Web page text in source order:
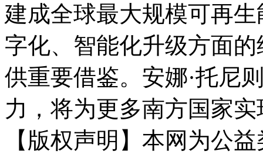
建成全球最大规模可再
字化、智能化升级方面
供重要借鉴。安娜·托尼
力，将为更多南方国家
【版权声明】本网为公